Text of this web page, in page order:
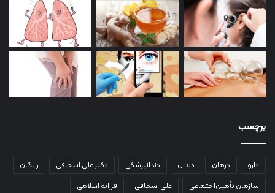
برچسب
دارو درمان دندان دندانپزشکی دکتر علی اسحاقی
رایگان
سازمان تأمین‌اجتماعی
علی اسحاقی
فرزانه اسلامی